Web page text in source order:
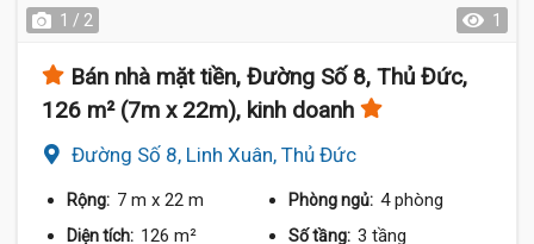
1 / 2 1
Bán nhà mặt tiền, Đường Số 8, Thủ Đức,
126 m² (7m x 22m), kinh doanh
Đường Số 8, Linh Xuân, Thủ Đức
Rộng: 7 m x 22 m Phòng ngủ: 4 phòng
Diện tích: 126 m² Số tầng: 3 tầng